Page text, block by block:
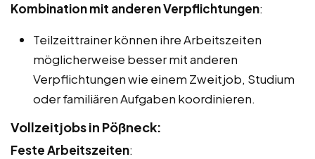
Kombination mit anderen Verpflichtungen:
Teilzeittrainer können ihre Arbeitszeiten
möglicherweise besser mit anderen
Verpflichtungen wie einem Zweitjob, Studium
oder familiären Aufgaben koordinieren.
Vollzeitjobs in Pößneck:
Feste Arbeitszeiten: